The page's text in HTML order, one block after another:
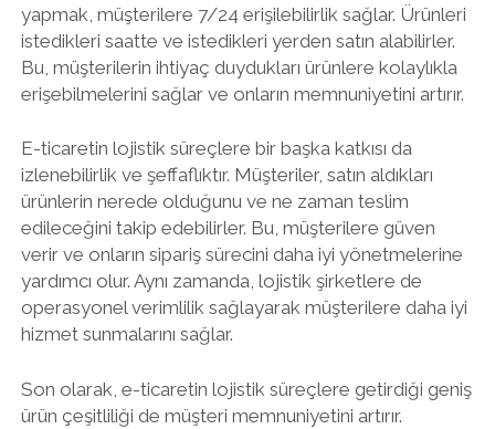
yapmak, müşterilere 7/24 erişilebilirlik sağlar. Ürünleri
istedikleri saatte ve istedikleri yerden satın alabilirler.
Bu, müşterilerin ihtiyaç duydukları ürünlere kolaylıkla
erişebilmelerini sağlar ve onların memnuniyetini artırır.
E-ticaretin lojistik süreçlere bir başka katkısı da
izlenebilirlik ve şeffaflıktır. Müşteriler, satın aldıkları
ürünlerin nerede olduğunu ve ne zaman teslim
edileceğini takip edebilirler. Bu, müşterilere güven
verir ve onların sipariş sürecini daha iyi yönetmelerine
yardımcı olur. Aynı zamanda, lojistik şirketlere de
operasyonel verimlilik sağlayarak müşterilere daha iyi
hizmet sunmalarını sağlar.
Son olarak, e-ticaretin lojistik süreçlere getirdiği geniş
ürün çeşitliliği de müşteri memnuniyetini artırır.